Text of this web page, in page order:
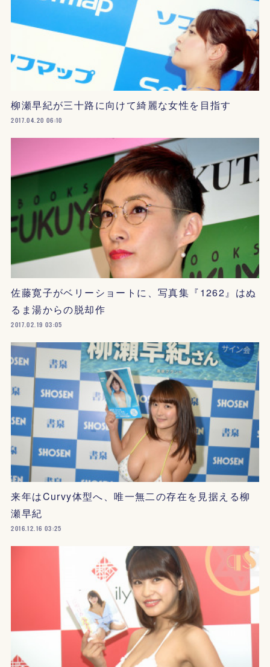
柳瀬早紀が三十路に向けて綺麗な女性を目指す
2017.04.20 06:10
佐藤寛子がベリーショートに、写真集『1262』はぬ
るま湯からの脱却作
2017.02.19 03:05
来年はCurvy体型へ、唯一無二の存在を見据える柳
瀬早紀
2016.12.16 03:25